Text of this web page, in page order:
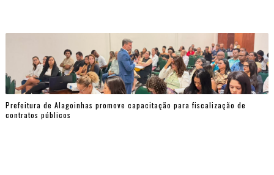
Prefeitura de Alagoinhas promove capacitação para fiscalização de
contratos públicos